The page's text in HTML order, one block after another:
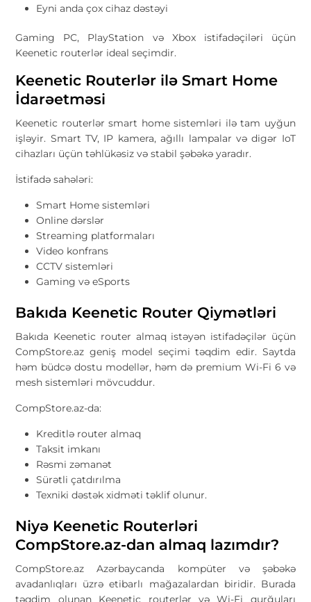
Eyni anda çox cihaz dəstəyi
Gaming PC, PlayStation və Xbox istifadəçiləri üçün
Keenetic routerlər ideal seçimdir.
Keenetic Routerlər ilə Smart Home
İdarəetməsi
Keenetic routerlər smart home sistemləri ilə tam uyğun
işləyir. Smart TV, IP kamera, ağıllı lampalar və digər IoT
cihazları üçün təhlükəsiz və stabil şəbəkə yaradır.
İstifadə sahələri:
Smart Home sistemləri
Online dərslər
Streaming platformaları
Video konfrans
CCTV sistemləri
Gaming və eSports
Bakıda Keenetic Router Qiymətləri
Bakıda Keenetic router almaq istəyən istifadəçilər üçün
CompStore.az geniş model seçimi təqdim edir. Saytda
həm büdcə dostu modellər, həm də premium Wi-Fi 6 və
mesh sistemləri mövcuddur.
CompStore.az-da:
Kreditlə router almaq
Taksit imkanı
Rəsmi zəmanət
Sürətli çatdırılma
Texniki dəstək xidməti təklif olunur.
Niyə Keenetic Routerləri
CompStore.az-dan almaq lazımdır?
CompStore.az Azərbaycanda kompüter və şəbəkə
avadanlıqları üzrə etibarlı mağazalardan biridir. Burada
təqdim olunan Keenetic routerlər və Wi-Fi qurğuları